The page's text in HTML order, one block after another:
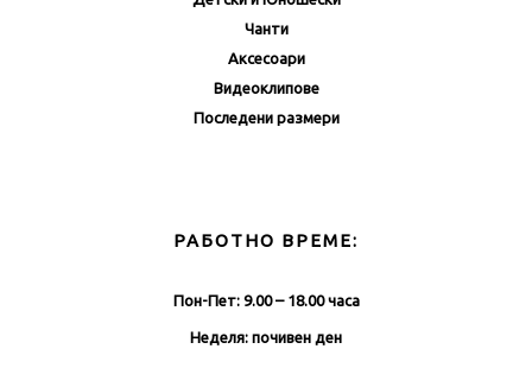
Чанти
Аксесоари
Видеоклипове
Последени размери
РАБОТНО ВРЕМЕ:
Пон-Пет: 9.00 – 18.00 часа
Неделя: почивен ден